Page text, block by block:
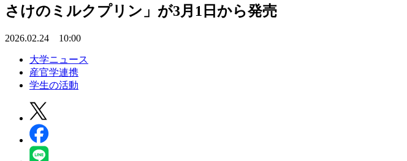
さけのミルクプリン」が3月1日から発売
2026.02.24 10:00
大学ニュース
産官学連携
学生の活動